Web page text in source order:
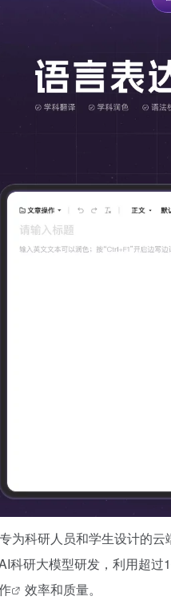
为科研人员和学生设计的
科研大模型研发，利用超
效率和质量。